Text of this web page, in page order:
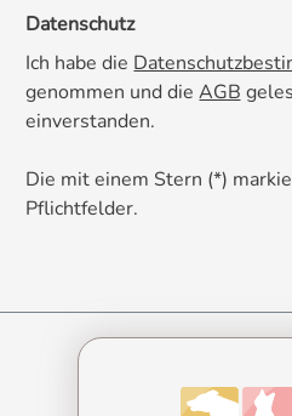
Datenschutz
Ich habe die
genommen und die AGB
einverstanden.
Die mit einem Stern (*)
Pflichtfelder.